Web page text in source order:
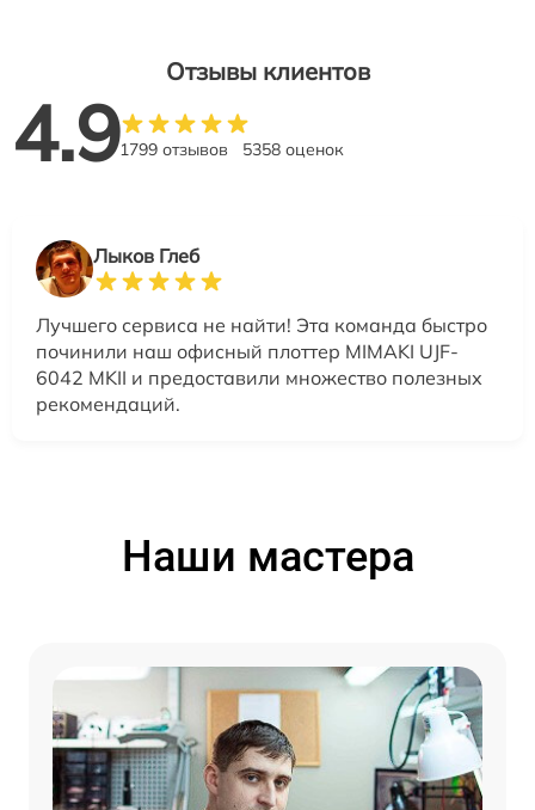
Отзывы клиентов
4.91799 отзывов 5358 оценок
Лыков Глеб
Лучшего сервиса не найти! Эта команда быстро
починили наш офисный плоттер MIMAKI UJF-
6042 MKII и предоставили множество полезных
рекомендаций.
Наши мастера